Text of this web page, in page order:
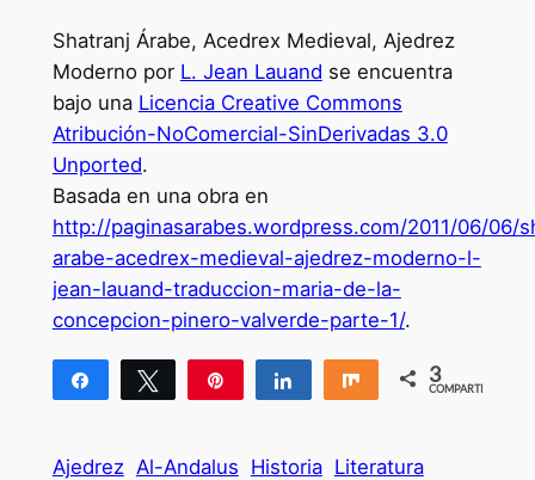
Shatranj Árabe, Acedrex Medieval, Ajedrez
Moderno por L. Jean Lauand se encuentra
bajo una Licencia Creative Commons
Atribución-NoComercial-SinDerivadas 3.0
Unported.
Basada en una obra en
http://paginasarabes.wordpress.com/2011/06/06/
arabe-acedrex-medieval-ajedrez-moderno-l-
jean-lauand-traduccion-maria-de-la-
concepcion-pinero-valverde-parte-1/.
Compartir Twittear Compartir Compartir
3
COMPARTIR
Ajedrez Al-Andalus Historia Literatura